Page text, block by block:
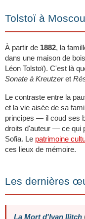
Tolstoï à Moscou
À partir de 1882, la
dans une maison de
Léon Tolstoï). C'est là
Sonate à Kreutzeret
Le contraste entre la
et la vie aisée de sa
principes — il coud ses
droits d'auteur — ce qui
Sofia. Le patrimoine
ces lieux de mémoire.
Les dernières
La Mort d'Ivan Ilitch